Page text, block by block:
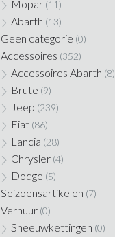
Mopar (11)
Abarth (13)
Geen categorie (0)
Accessoires (352)
Accessoires Abarth (8)
Brute (9)
Jeep (239)
Fiat (86)
Lancia (28)
Chrysler (4)
Dodge (5)
Seizoensartikelen (7)
Verhuur (0)
Sneeuwkettingen (0)